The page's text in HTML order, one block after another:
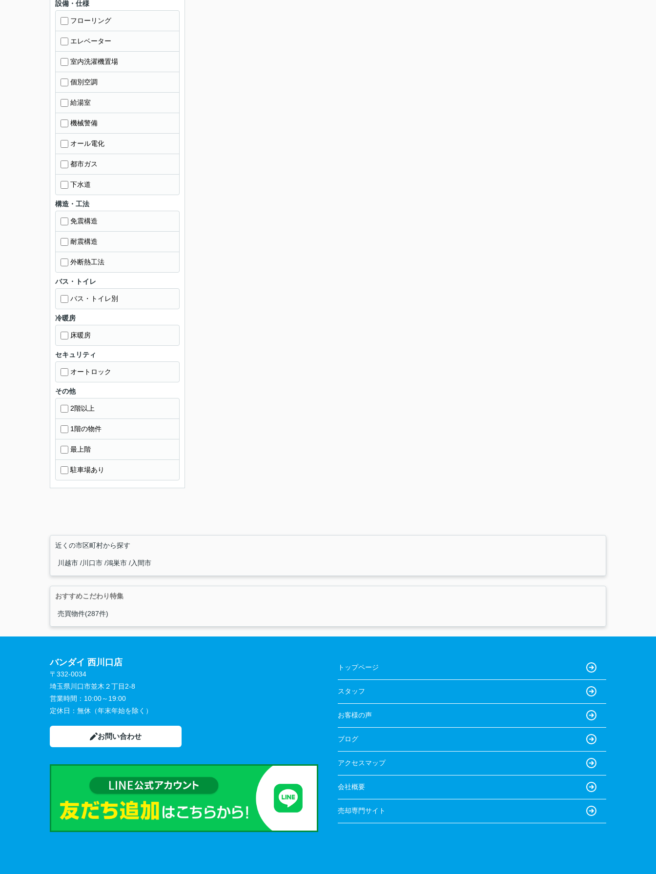
設備・仕様
フローリング
エレベーター
室内洗濯機置場
個別空調
給湯室
機械警備
オール電化
都市ガス
下水道
構造・工法
免震構造
耐震構造
外断熱工法
バス・トイレ
バス・トイレ別
冷暖房
床暖房
セキュリティ
オートロック
その他
2階以上
1階の物件
最上階
駐車場あり
近くの市区町村から探す
川越市 川口市 鴻巣市 入間市
おすすめこだわり特集
売買物件(287件)
バンダイ 西川口店
〒332-0034
埼玉県川口市並木２丁目2-8
営業時間： 10:00～19:00
定休日： 無休（年末年始を除く）
お問い合わせ
トップページ
スタッフ
お客様の声
ブログ
アクセスマップ
会社概要
売却専門サイト